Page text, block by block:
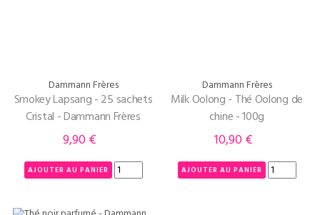
Dammann Frères
Smokey Lapsang - 25 sachets
Cristal - Dammann Frères
Prix
9,90 €
AJOUTER AU PANIER
Dammann Frères
Milk Oolong - Thé Oolong de
chine - 100g
Prix
10,90 €
AJOUTER AU PANIER